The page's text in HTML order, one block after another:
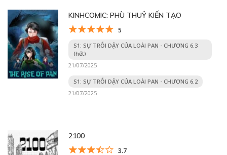
KINHCOMIC: PHÙ THUỶ KIẾN TẠO
5
S1: SỰ TRỖI DẬY CỦA LOÀI PAN - CHƯƠNG 6.3
(hết)
21/07/2025
S1: SỰ TRỖI DẬY CỦA LOÀI PAN - CHƯƠNG 6.2
21/07/2025
2100
3.7